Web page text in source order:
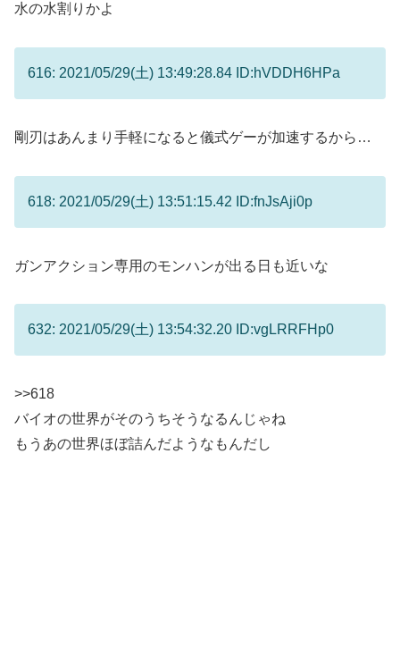
水の水割りかよ
616: 2021/05/29(土) 13:49:28.84 ID:hVDDH6HPa
剛刃はあんまり手軽になると儀式ゲーが加速するから…
618: 2021/05/29(土) 13:51:15.42 ID:fnJsAji0p
ガンアクション専用のモンハンが出る日も近いな
632: 2021/05/29(土) 13:54:32.20 ID:vgLRRFHp0
>>618
バイオの世界がそのうちそうなるんじゃね
もうあの世界ほぼ詰んだようなもんだし